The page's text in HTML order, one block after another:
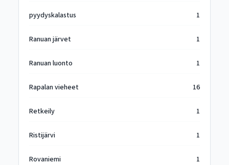
pyydyskalastus 1
Ranuan järvet 1
Ranuan luonto 1
Rapalan vieheet 16
Retkeily 1
Ristijärvi 1
Rovaniemi 1